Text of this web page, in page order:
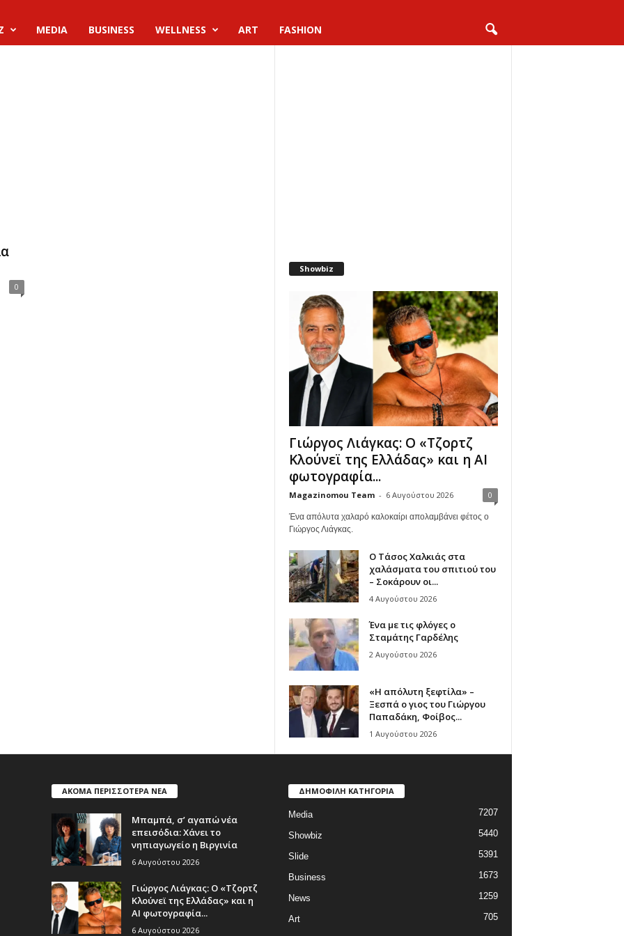
MEDIA BUSINESS WELLNESS ART FASHION
0
Showbiz
Γιώργος Λιάγκας: Ο «Τζορτζ
Κλούνεϊ της Ελλάδας» και η AI
φωτογραφία...
Magazinomou Team - 6 Αυγούστου 2026 0
Ένα απόλυτα χαλαρό καλοκαίρι απολαμβάνει φέτος ο
Γιώργος Λιάγκας.
Ο Τάσος Χαλκιάς στα
χαλάσματα του σπιτιού του
– Σοκάρουν οι...
4 Αυγούστου 2026
Ένα με τις φλόγες ο
Σταμάτης Γαρδέλης
2 Αυγούστου 2026
«Η απόλυτη ξεφτίλα» –
Ξεσπά ο γιος του Γιώργου
Παπαδάκη, Φοίβος...
1 Αυγούστου 2026
ΑΚΟΜΑ ΠΕΡΙΣΣΟΤΕΡΑ ΝΕΑ
Μπαμπά, σ’ αγαπώ νέα
επεισόδια: Χάνει το
νηπιαγωγείο η Βιργινία
6 Αυγούστου 2026
Γιώργος Λιάγκας: Ο «Τζορτζ
Κλούνεϊ της Ελλάδας» και η
AI φωτογραφία...
6 Αυγούστου 2026
ΔΗΜΟΦΙΛΗ ΚΑΤΗΓΟΡΙΑ
Media 7207
Showbiz 5440
Slide 5391
Business 1673
News 1259
Art 705